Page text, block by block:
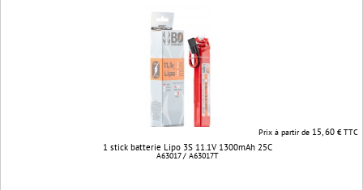
Prix à partir de 15, 60€ TTC
1 stick batterie Lipo 3S 11.1V 1300mAh 25C
A63017 / A63017T